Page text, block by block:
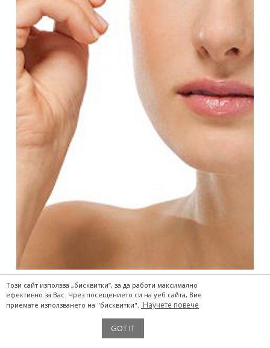
The Two Storks® 2017
Този сайт използва „бисквитки“, за да работи максимално
ефективно за Вас. Чрез посещението си на уеб сайта, Вие
приемате използването на "бисквитки".
Научете повече
GOT IT